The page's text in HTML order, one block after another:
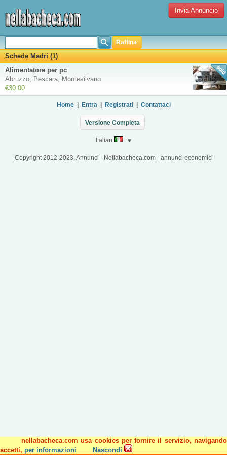
nellabacheca.com usa cookies per fornire il servizio, navigando
accetti, per informazioni Nascondi
Invia Annuncio
Raffina
Schede Madri (1)
Alimentatore per pc
Abruzzo, Pescara, Montesilvano
€30.00
Home| Entra Registrati| Contattaci
Versione Completa
Italian
Copyright 2012-2023, Annunci - Nellabacheca.com - annunci economici